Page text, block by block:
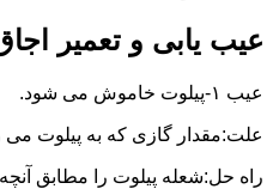
عیب یابی و تعمیر
عیب ۱-پیلوت خاموش می شود.
علت:مقدار گازی که به پیلوت
راه حل:شعله پیلوت را مطابق